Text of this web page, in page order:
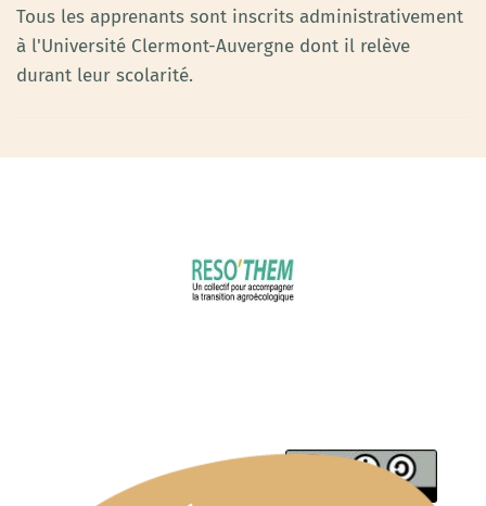
Tous les apprenants sont inscrits administrativement
à l'Université Clermont-Auvergne dont il relève
durant leur scolarité.